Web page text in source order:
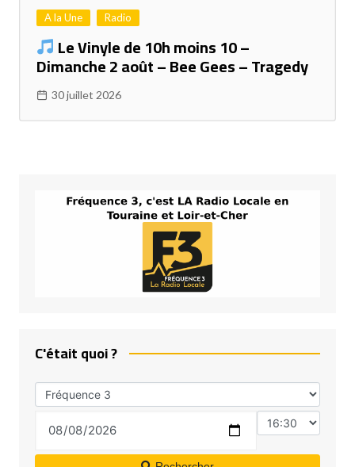
A la Une Radio
Le Vinyle de 10h moins 10 –
Dimanche 2 août – Bee Gees – Tragedy
30 juillet 2026
C'était quoi ?